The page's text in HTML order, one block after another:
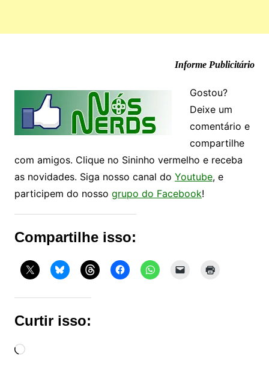
Informe Publicitário
Gostou?
Deixe um
comentário e
compartilhe
com amigos. Clique no Sininho vermelho e receba
as novidades. Siga nosso canal do Youtube, e
participem do nosso grupo do Facebook!
Compartilhe isso:
Curtir isso:
Carregando...